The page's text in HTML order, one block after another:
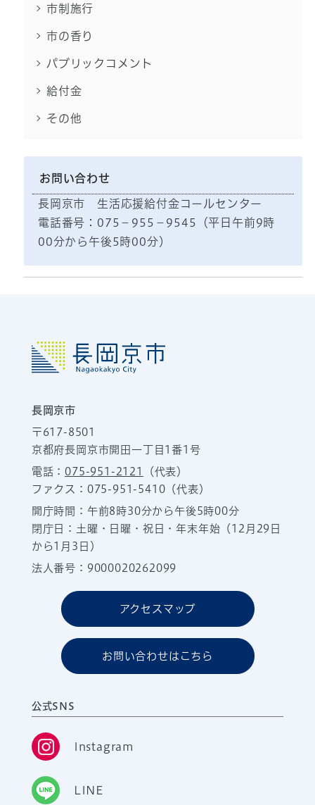
市制施行
市の香り
パブリックコメント
給付金
その他
お問い合わせ
長岡京市 生活応援給付金コールセンター
電話番号：075−955−9545（平日午前9時
00分から午後5時00分）
長岡京市
〒617-8501
京都府長岡京市開田一丁目1番1号
電話：075-951-2121
（代表）
ファクス：075-951-5410（代表）
開庁時間：午前8時30分から午後5時00分
閉庁日：土曜・日曜・祝日・年末年始（12月29日
から1月3日）
法人番号：9000020262099
アクセスマップ
お問い合わせはこちら
公式SNS
Instagram
LINE